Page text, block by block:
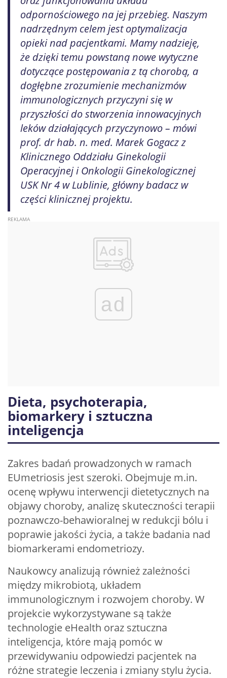
odpornościowego na jej przebieg. Naszym
nadrzędnym celem jest optymalizacja
opieki nad pacjentkami. Mamy nadzieję,
że dzięki temu powstaną nowe wytyczne
dotyczące postępowania z tą chorobą, a
dogłębne zrozumienie mechanizmów
immunologicznych przyczyni się w
przyszłości do stworzenia innowacyjnych
leków działających przyczynowo – mówi
prof. dr hab. n. med. Marek Gogacz z
Klinicznego Oddziału Ginekologii
Operacyjnej i Onkologii Ginekologicznej
USK Nr 4 w Lublinie, główny badacz w
części klinicznej projektu.
ad
Dieta, psychoterapia,
biomarkery i sztuczna
inteligencja
Zakres badań prowadzonych w ramach
EUmetriosis jest szeroki. Obejmuje m.in.
ocenę wpływu interwencji dietetycznych na
objawy choroby, analizę skuteczności terapii
poznawczo-behawioralnej w redukcji bólu i
poprawie jakości życia, a także badania nad
biomarkerami endometriozy.
Naukowcy analizują również zależności
między mikrobiotą, układem
immunologicznym i rozwojem choroby. W
projekcie wykorzystywane są także
technologie eHealth oraz sztuczna
inteligencja, które mają pomóc w
przewidywaniu odpowiedzi pacjentek na
różne strategie leczenia i zmiany stylu życia.